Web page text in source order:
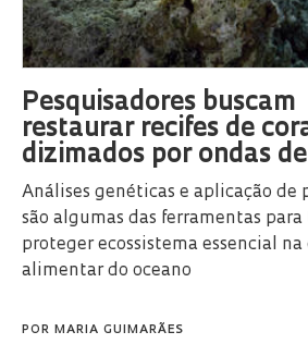
Pesquisadores buscam
restaurar recifes de
dizimados por ondas
Análises genéticas e aplicação de
são algumas das ferramentas
proteger ecossistema essencial na
alimentar do oceano
POR MARIA GUIMARÃES